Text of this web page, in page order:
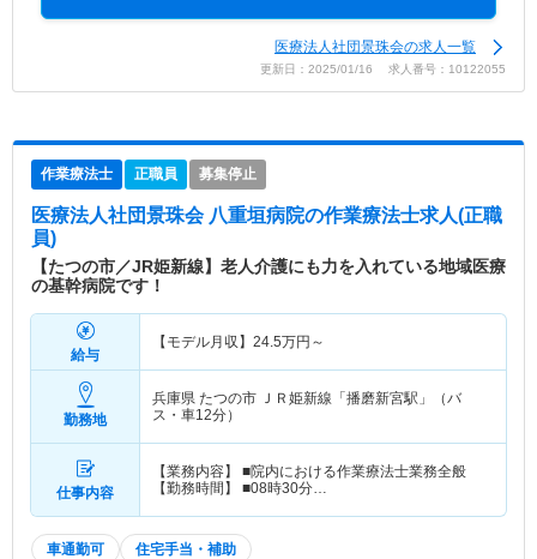
医療法人社団景珠会の求人一覧
更新日：2025/01/16 求人番号：10122055
作業療法士 正職員 募集停止
医療法人社団景珠会 八重垣病院の作業療法士求人(正職
員)
【たつの市／JR姫新線】老人介護にも力を入れている地域医療
の基幹病院です！
給与
【モデル月収】 24.5万円～
勤務地
兵庫県 たつの市
ＪＲ姫新線「播磨新宮駅」（バ
ス・車12分）
仕事内容
【業務内容】 ■院内における作業療法士業務全般
【勤務時間】 ■08時30分…
車通勤可 住宅手当・補助